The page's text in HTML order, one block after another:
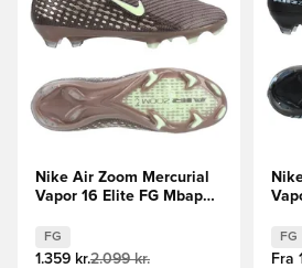
Nike Air Zoom Mercurial
Vapor 16 Elite FG Mbappé
Brun/Sølv
FG
1.359 kr.2.099 kr.
FG
Fra